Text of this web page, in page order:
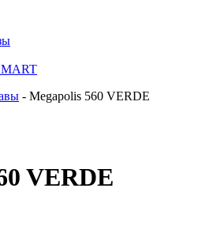
- Megapolis 560 VERDE
VERDE